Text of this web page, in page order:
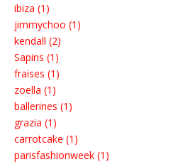
ibiza (1)
jimmychoo (1)
kendall (2)
Sapins (1)
fraises (1)
zoella (1)
ballerines (1)
grazia (1)
carrotcake (1)
parisfashionweek (1)